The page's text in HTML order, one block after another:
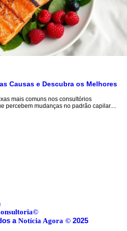
Causas e Descubra os Melhores
mais comuns nos consultórios
percebem mudanças no padrão capilar....
aNotícia Agora © 2025